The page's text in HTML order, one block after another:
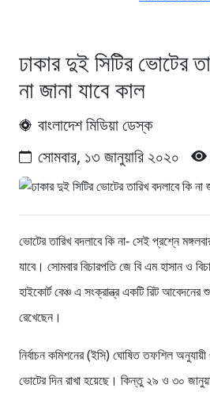
ঢাকার দুই সিটির ভোটের
না জানা যাবে কাল
বাংলাদেশ মিডিয়া ডেস্ক
সোমবার, ১৩ জানুয়ারি ২০২০
ভোটের তারিখ বদলাবে কি না- সেই প্রশ্নে
যাবে। সোমবার বিচারপতি জে বি এম হাসান ও
হাইকোর্ট বেঞ্চ এ সংক্রান্ত্র একটি রিট আবেদনের
রেখেছেন।
নির্বাচন কমিশনের (ইসি) ঘোষিত তফশিল অনুযায়ী
ভোটের দিন রাখা হয়েছে। কিন্তু ২৯ ও ৩০